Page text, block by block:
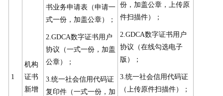
1
机构
证书
新增
书业务申请表（申请一
式一份，加盖公章）；
2.GDCA数字证书用户
协议（一式一份，加盖
公章）；
3.统一社会信用代码证
复印件（一式一份，加
份，加盖公章，上传原
件扫描件）；
2.GDCA数字证书用户
协议（在线勾选电子
版）；
3.统一社会信用代码证
（上传原件扫描件）；